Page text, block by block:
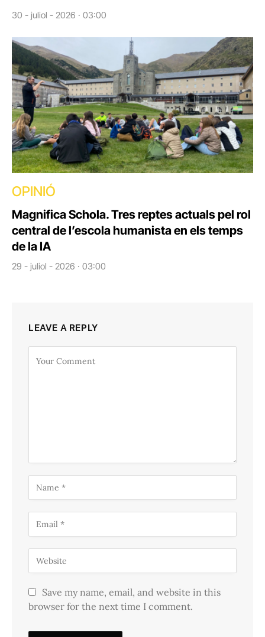
30 - juliol - 2026 · 03:00
OPINIÓ
Magnifica Schola. Tres reptes actuals pel rol
central de l’escola humanista en els temps
de la IA
29 - juliol - 2026 · 03:00
LEAVE A REPLY
Save my name, email, and website in this
browser for the next time I comment.